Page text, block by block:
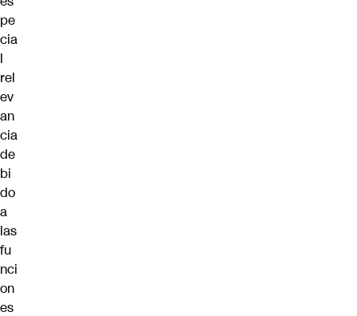
pe
cia
l
rel
ev
an
cia
de
bi
do
a
las
fu
nci
on
es